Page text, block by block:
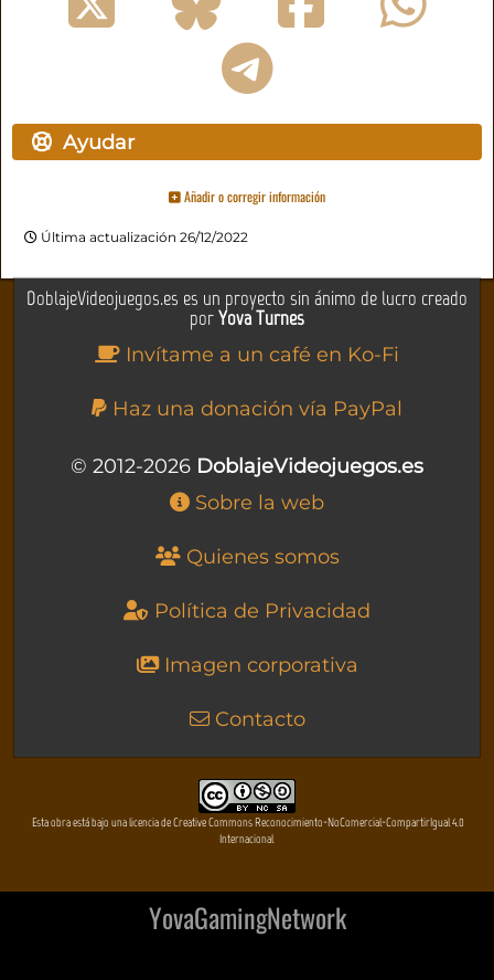
Ayudar
Añadir o corregir información
Última actualización 26/12/2022
DoblajeVideojuegos.es es un proyecto sin ánimo de lucro creado
porYova Turnes
Invítame a un café en Ko-Fi
Haz una donación vía PayPal
© 2012-2026 DoblajeVideojuegos.es
Sobre la web
Quienes somos
Política de Privacidad
Imagen corporativa
Contacto
Esta obra está bajo una licencia de Creative Commons Reconocimiento-NoComercial-CompartirIgual 4.0
Internacional
YovaGamingNetwork